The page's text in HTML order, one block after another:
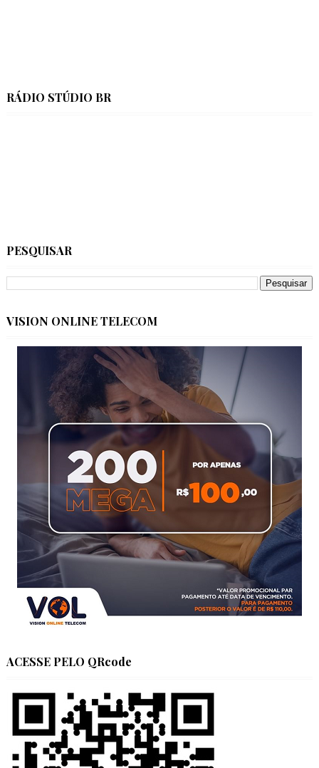
RÁDIO STÚDIO BR
PESQUISAR
VISION ONLINE TELECOM
ACESSE PELO QRcode